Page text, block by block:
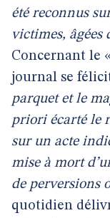
été reconnus
victimes, âgées
Concernant le
journal se
parquet et le
priori écarté le
sur un acte
mise à mort
de perversions
quotidien